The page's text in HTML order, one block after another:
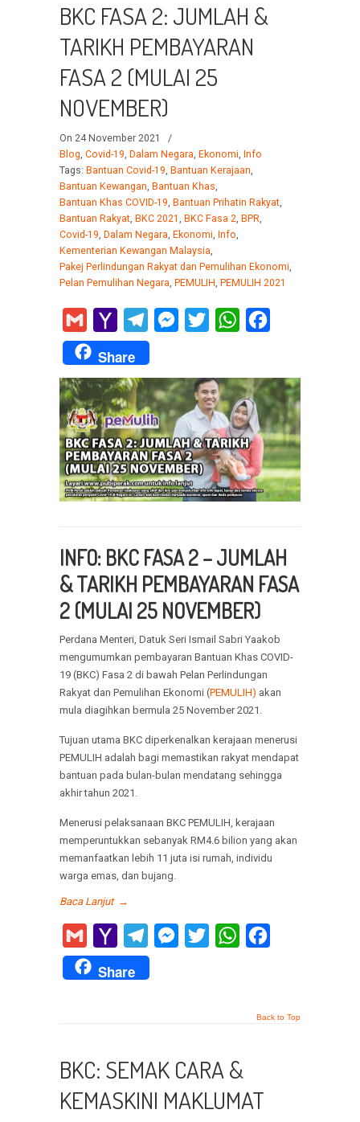
BKC FASA 2: JUMLAH &
TARIKH PEMBAYARAN
FASA 2 (MULAI 25
NOVEMBER)
On 24 November 2021
/
Blog, Covid-19, Dalam Negara, Ekonomi, Info
Tags: Bantuan Covid-19, Bantuan Kerajaan,
Bantuan Kewangan, Bantuan Khas,
Bantuan Khas COVID-19, Bantuan Prihatin Rakyat,
Bantuan Rakyat, BKC 2021 , BKC Fasa 2, BPR,
Covid-19, Dalam Negara, Ekonomi, Info,
Kementerian Kewangan Malaysia,
Pakej Perlindungan Rakyat dan Pemulihan Ekonomi,
Pelan Pemulihan Negara, PEMULIH, PEMULIH 2021
Gmail
Yahoo
Mail
TelegramMessenger
Twitter WhatsApp
Share
INFO: BKC FASA 2 – JUMLAH
& TARIKH PEMBAYARAN FASA
2 (MULAI 25 NOVEMBER)
Perdana Menteri, Datuk Seri Ismail Sabri Yaakob
mengumumkan pembayaran Bantuan Khas COVID-
19 (BKC) Fasa 2 di bawah Pelan Perlindungan
Rakyat dan Pemulihan Ekonomi (PEMULIH) akan
mula diagihkan bermula 25 November 2021.
Tujuan utama BKC diperkenalkan kerajaan menerusi
PEMULIH adalah bagi memastikan rakyat mendapat
bantuan pada bulan-bulan mendatang sehingga
akhir tahun 2021.
Menerusi pelaksanaan BKC PEMULIH, kerajaan
memperuntukkan sebanyak RM4.6 bilion yang akan
memanfaatkan lebih 11 juta isi rumah, individu
warga emas, dan bujang.
Baca Lanjut →
Gmail
Yahoo
Mail
TelegramMessenger
Twitter WhatsApp
Share
Back to Top
BKC: SEMAK CARA &
KEMASKINI MAKLUMAT